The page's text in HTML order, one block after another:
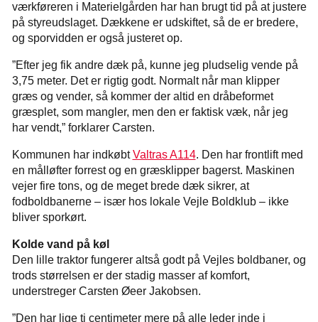
værkføreren i Materielgården har han brugt tid på at justere
på styreudslaget. Dækkene er udskiftet, så de er bredere,
og sporvidden er også justeret op.
”Efter jeg fik andre dæk på, kunne jeg pludselig vende på
3,75 meter. Det er rigtig godt. Normalt når man klipper
græs og vender, så kommer der altid en dråbeformet
græsplet, som mangler, men den er faktisk væk, når jeg
har vendt,” forklarer Carsten.
Kommunen har indkøbtValtras A114. Den har frontlift med
en målløfter forrest og en græsklipper bagerst. Maskinen
vejer fire tons, og de meget brede dæk sikrer, at
fodboldbanerne – især hos lokale Vejle Boldklub – ikke
bliver sporkørt.
Kolde vand på køl
Den lille traktor fungerer altså godt på Vejles boldbaner, og
trods størrelsen er der stadig masser af komfort,
understreger Carsten Øeer Jakobsen.
”Den har lige ti centimeter mere på alle leder inde i